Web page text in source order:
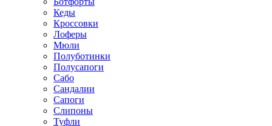
Кеды
Кроссовки
Лоферы
Мюли
Полуботинки
Полусапоги
Сабо
Сандалии
Сапоги
Слипоны
Туфли